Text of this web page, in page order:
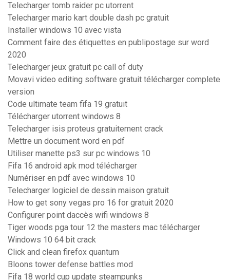
Telecharger tomb raider pc utorrent
Telecharger mario kart double dash pc gratuit
Installer windows 10 avec vista
Comment faire des étiquettes en publipostage sur word
2020
Telecharger jeux gratuit pc call of duty
Movavi video editing software gratuit télécharger complete
version
Code ultimate team fifa 19 gratuit
Télécharger utorrent windows 8
Telecharger isis proteus gratuitement crack
Mettre un document word en pdf
Utiliser manette ps3 sur pc windows 10
Fifa 16 android apk mod télécharger
Numériser en pdf avec windows 10
Telecharger logiciel de dessin maison gratuit
How to get sony vegas pro 16 for gratuit 2020
Configurer point daccès wifi windows 8
Tiger woods pga tour 12 the masters mac télécharger
Windows 10 64 bit crack
Click and clean firefox quantum
Bloons tower defense battles mod
Fifa 18 world cup update steampunks